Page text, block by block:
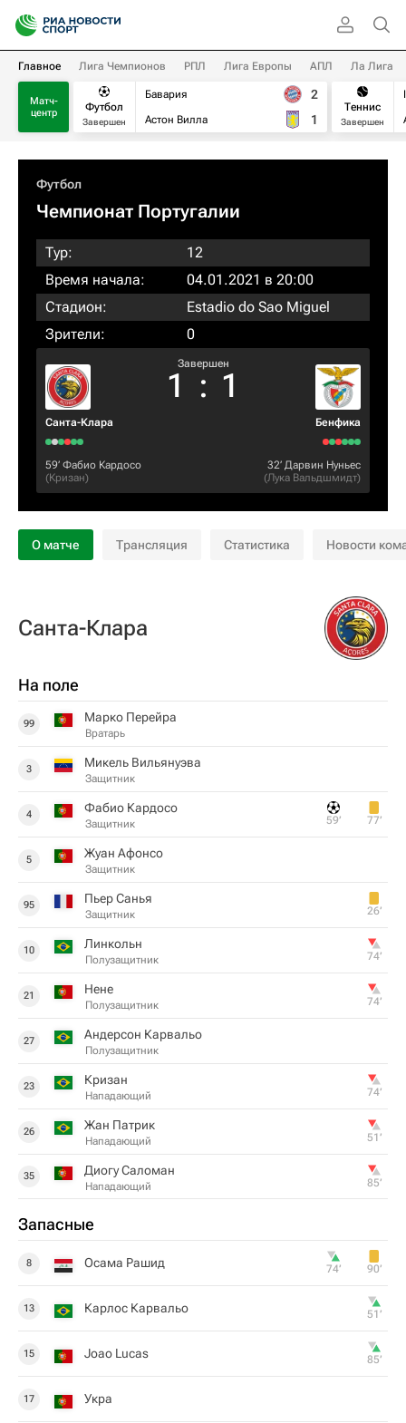
Главное Лига Чемпионов РПЛ Лига Европы АПЛ Ла Лига
Матч-
центр
Футбол
Завершен
Бавария
Астон Вилла
2
1
Теннис
Завершен
Футбол
Чемпионат Португалии
Тур:
12
Время начала:
04.01.2021 в 20:00
Стадион:
Estadio do Sao Miguel
Зрители:
0
Санта-Клара
Завершен
1 : 1
Бенфика
59‎’‎ Фабио Кардосо
(Кризан)
32‎’‎ Дарвин Нуньес
(Лука Вальдшмидт)
О матче Трансляция Статистика Новости
Санта-Клара
На поле
99 Марко Перейра
Вратарь
3 Микель Вильянуэва
Защитник
4 Фабио Кардосо
Защитник 59‎’‎ 77‎’‎
5 Жуан Афонсо
Защитник
95 Пьер Санья
Защитник 26‎’‎
10 Линкольн
Полузащитник 74‎’‎
21 Нене
Полузащитник 74‎’‎
27 Андерсон Карвальо
Полузащитник
23 Кризан
Нападающий 74‎’‎
26 Жан Патрик
Нападающий 51‎’‎
35 Диогу Саломан
Нападающий 85‎’‎
Запасные
8 Осама Рашид 74‎’‎ 90‎’‎
13 Карлос Карвальо 51‎’‎
15 Joao Lucas 85‎’‎
17 Укра